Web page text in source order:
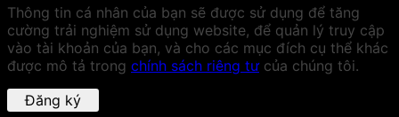
Thông tin cá nhân của bạn sẽ được sử dụng để tăng
cường trải nghiệm sử dụng website, để quản lý truy cập
vào tài khoản của bạn, và cho các mục đích cụ thể khác
được mô tả trong chính sách riêng tưcủa chúng tôi.
Đăng ký